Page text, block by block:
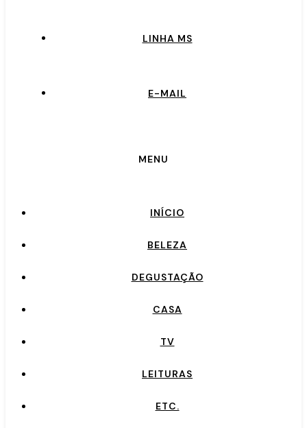
LINHA MS
E-MAIL
MENU
INÍCIO
BELEZA
DEGUSTAÇÃO
CASA
TV
LEITURAS
ETC.